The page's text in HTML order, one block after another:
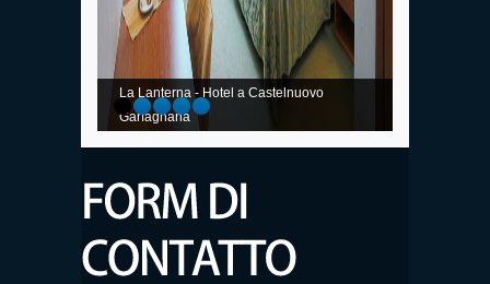
La Lanterna - Hotel a Castelnuovo
Garfagnana